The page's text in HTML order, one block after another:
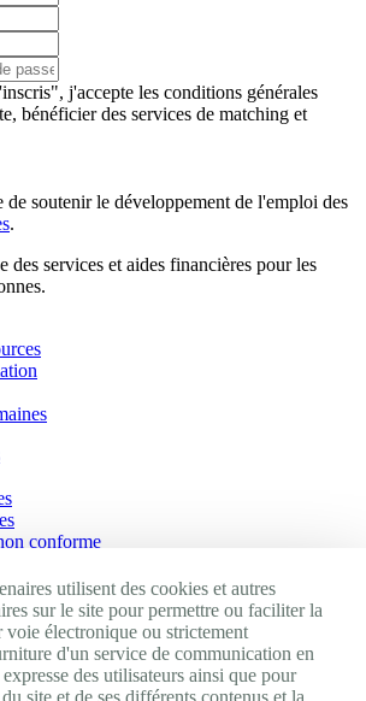
j'accepte les conditions générales
bénéficier des services de matching et
soutenir le développement de l'emploi des
.
des services et aides financières pour les
conforme
utilisent des cookies et autres
sur le site pour permettre ou faciliter la
électronique ou strictement
d'un service de communication en
des utilisateurs ainsi que pour
site et de ses différents contenus et la